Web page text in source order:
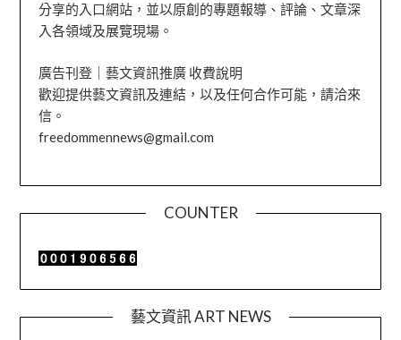
分享的入口網站，並以原創的專題報導、評論、文章深
入各領域及展覽現場。
廣告刊登｜藝文資訊推廣 收費說明
歡迎提供藝文資訊及連結，以及任何合作可能，請洽來
信。
freedommennews@gmail.com
COUNTER
藝文資訊 ART NEWS